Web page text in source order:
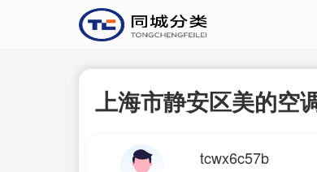
上海市静安区美的空
tcwx6c57b